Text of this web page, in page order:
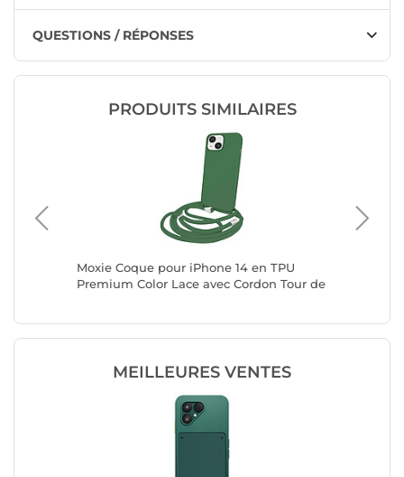
QUESTIONS / RÉPONSES
PRODUITS SIMILAIRES
Moxie Coque pour iPhone 14 en TPU
Premium Color Lace avec Cordon Tour de
MEILLEURES VENTES